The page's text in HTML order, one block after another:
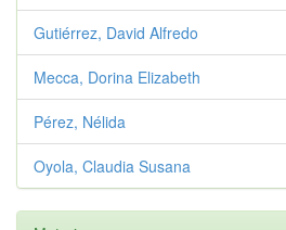
Gutiérrez, David Alfredo
Mecca, Dorina Elizabeth
Pérez, Nélida
Oyola, Claudia Susana